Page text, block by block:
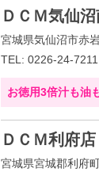
ＤＣＭ気仙
宮城県気仙沼市赤
TEL: 0226-24-7211
お徳用3倍汁も油
ＤＣＭ利府店
宮城県宮城郡利府